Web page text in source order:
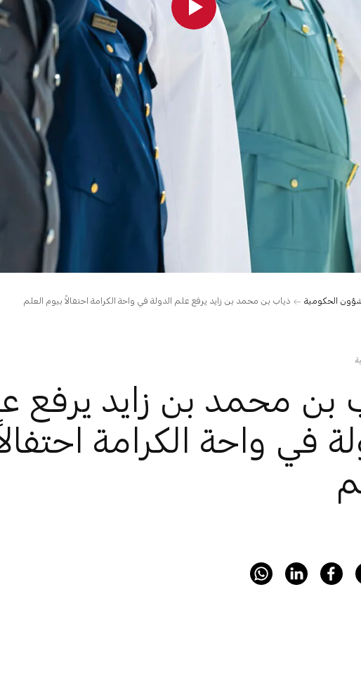
الحكومية ذياب بن محمد بن زايد يرفع علم الدولة في واحة الكرامة احتفالاً بيوم العلم
بن محمد بن زايد يرفع
في واحة الكرامة